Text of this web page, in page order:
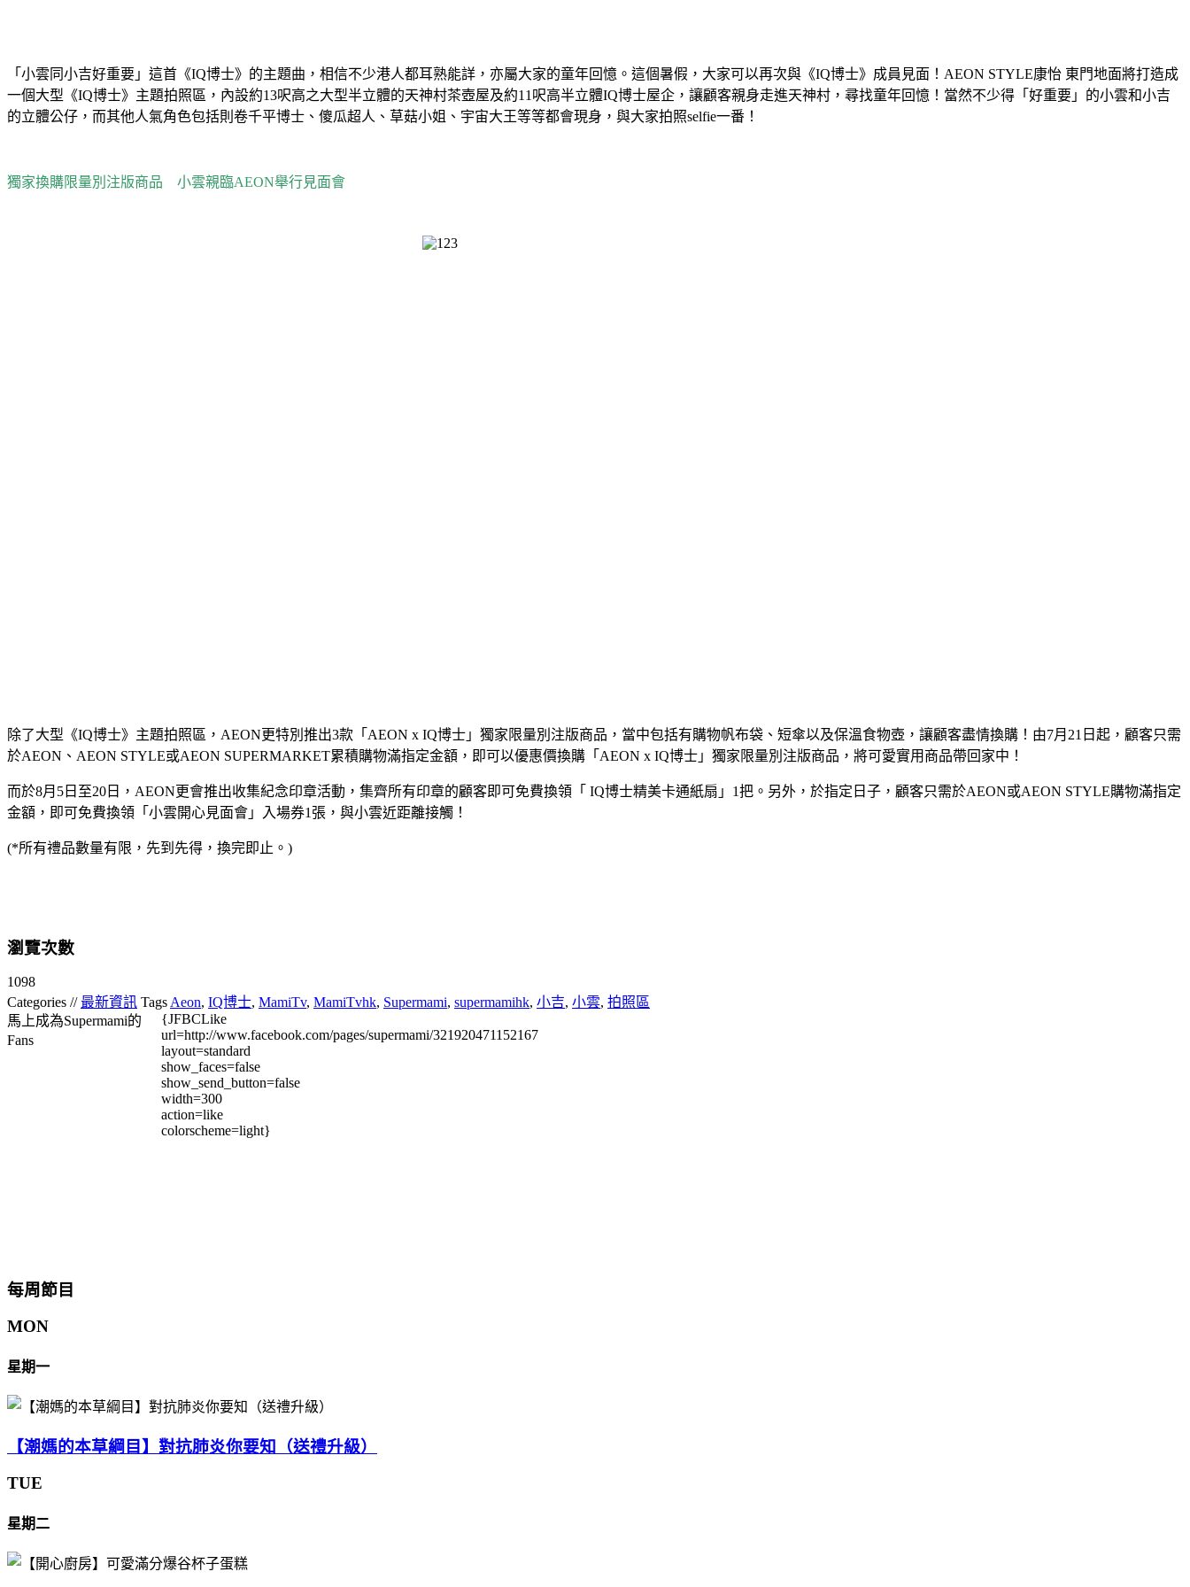
「小雲同小吉好重要」這首《IQ博士》的主題曲，相信不少港人都耳熟能詳，亦屬大家的童年回憶。這個暑假，大家可以再次與《IQ博士》成員見面！AEON STYLE康怡 東門地面將打造成
一個大型《IQ博士》主題拍照區，內設約13呎高之大型半立體的天神村茶壺屋及約11呎高半立體IQ博士屋企，讓顧客親身走進天神村，尋找童年回憶！當然不少得「好重要」的小雲和小吉
的立體公仔，而其他人氣角色包括則卷千平博士、傻瓜超人、草菇小姐、宇宙大王等等都會現身，與大家拍照selfie一番！
獨家換購限量別注版商品 小雲親臨AEON舉行見面會
除了大型《IQ博士》主題拍照區，AEON更特別推出3款「AEON x IQ博士」獨家限量別注版商品，當中包括有購物帆布袋、短傘以及保溫食物壺，讓顧客盡情換購！由7月21日起，顧客只需
於AEON、AEON STYLE或AEON SUPERMARKET累積購物滿指定金額，即可以優惠價換購「AEON x IQ博士」獨家限量別注版商品，將可愛實用商品帶回家中！
而於8月5日至20日，AEON更會推出收集紀念印章活動，集齊所有印章的顧客即可免費換領「 IQ博士精美卡通紙扇」1把。另外，於指定日子，顧客只需於AEON或AEON STYLE購物滿指定
金額，即可免費換領「小雲開心見面會」入場券1張，與小雲近距離接觸！
(*所有禮品數量有限，先到先得，換完即止。 )
瀏覽次數
1098
Categories // 最新資訊 Tags Aeon, IQ博士, MamiTv, MamiTvhk, Supermami, supermamihk, 小吉, 小雲, 拍照區
馬上成為Supermami的
Fans
{JFBCLike
url=http://www.facebook.com/pages/supermami/321920471152167
layout=standard
show_faces=false
show_send_button=false
width=300
action=like
colorscheme=light}
每周節目
MON
星期一
【潮媽的本草綱目】對抗肺炎你要知（送禮升級）
TUE
星期二